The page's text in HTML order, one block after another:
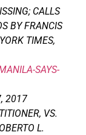
CALLS
BY FRANCIS
TIMES,
SAYS-
2017
VS.
L.